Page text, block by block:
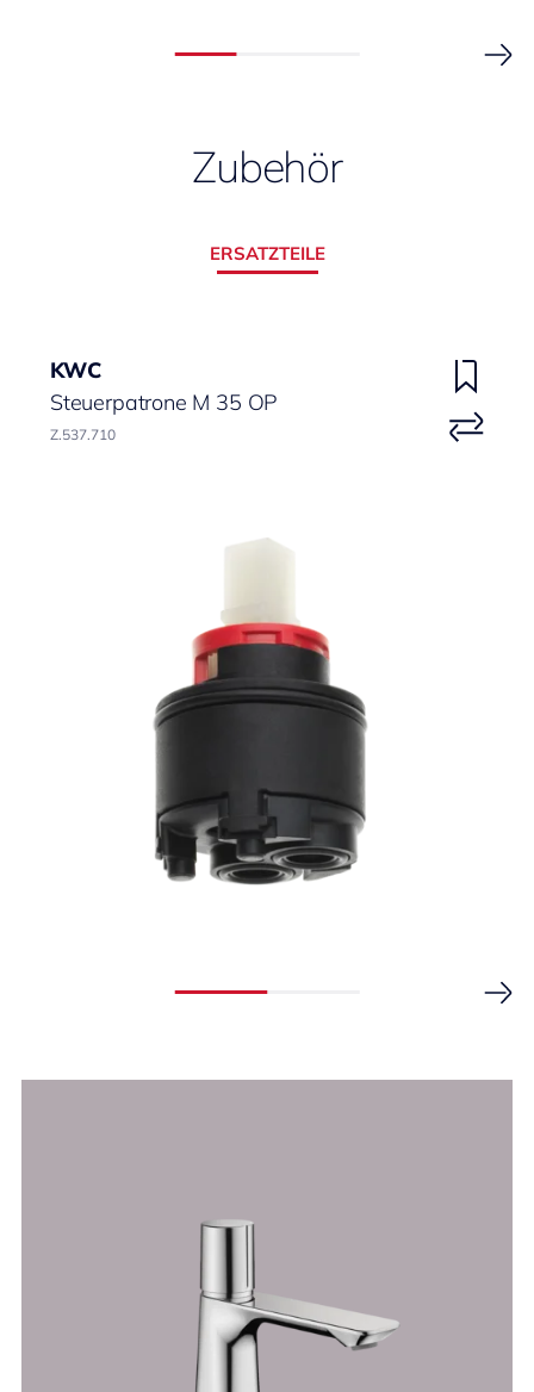
Zubehör
ERSATZTEILE
KWC
Steuerpatrone M 35 OP
Z.537.710